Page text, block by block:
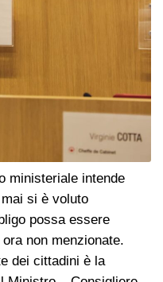
ministeriale intende
si è voluto
possa essere
non menzionate.
dei cittadini è la